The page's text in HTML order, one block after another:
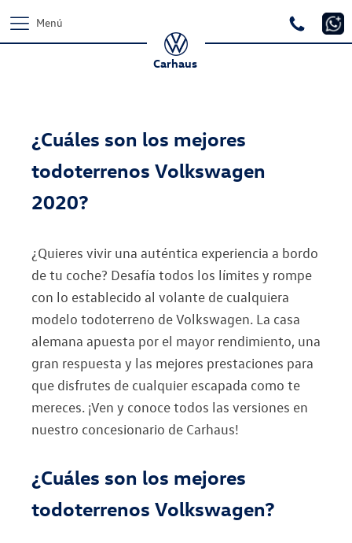
Menú
Carhaus
¿Cuáles son los mejores
todoterrenos Volkswagen
2020?
¿Quieres vivir una auténtica experiencia a bordo
de tu coche? Desafía todos los límites y rompe
con lo establecido al volante de cualquiera
modelo todoterreno de Volkswagen. La casa
alemana apuesta por el mayor rendimiento, una
gran respuesta y las mejores prestaciones para
que disfrutes de cualquier escapada como te
mereces. ¡Ven y conoce todos las versiones en
nuestro concesionario de Carhaus!
¿Cuáles son los mejores
todoterrenos Volkswagen?